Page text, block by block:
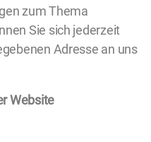
zum Thema
Sie sich jederzeit
Adresse an uns
Website